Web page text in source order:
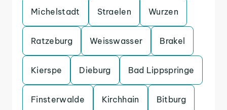
Michelstadt Straelen Wurzen
Ratzeburg Weisswasser Brakel
Kierspe Dieburg Bad Lippspringe
Finsterwalde Kirchhain Bitburg